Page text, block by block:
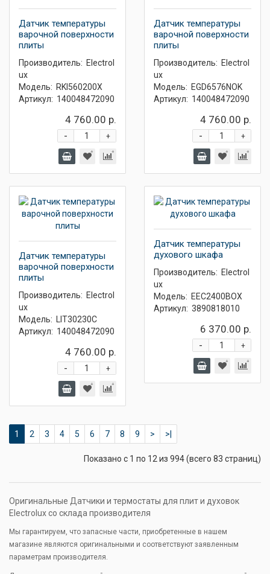
Датчик температуры
варочной поверхности
плиты
Производитель: Electrol
ux
Модель: RKI560200X
Артикул: 140048472090
4 760.00 р.
+
-
Датчик температуры
варочной поверхности
плиты
Производитель: Electrol
ux
Модель: EGD6576NOK
Артикул: 140048472090
4 760.00 р.
+
-
Датчик температуры
варочной поверхности
плиты
Производитель: Electrol
ux
Модель:
LIT30230C
Артикул: 140048472090
4 760.00 р.
+
-
Датчик температуры
духового шкафа
Производитель: Electrol
ux
Модель: EEC2400BOX
Артикул: 3890818010
6 370.00 р.
+
-
1 2 3 4 5 6 7 8 9 > >|
Показано с 1 по 12 из 994 (всего 83 страниц)
Оригинальные Датчики и термостаты для плит и духовок
Electrolux со склада производителя
Мы гарантируем, что запасные части, приобретенные в нашем
магазине являются оригинальными и соответствуют заявленным
параметрам производителя.